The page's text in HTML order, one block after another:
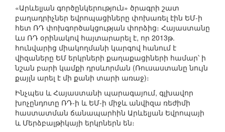
«Արևելյան գործընկերություն» ծրագրի շատ
բաղադրիչներ եվրոպացիները փոխառել էին ԵՄ-ի
հետ ՌԴ փոխգործակցության փորձից։ Հայաստանը
ևս ՌԴ օրինակով հայտարարել է, որ 2013թ.
հունվարից միակողմանի կարգով հանում է
վիզաները ԵՄ երկրների քաղաքացիների համար՝ ի
նշան բարի կամքի դրսևորման (Ռուսաստանը նույն
քայլն արել է մի քանի տարի առաջ)։
Ինչպես և Հայաստանի պարագայում, գլխավոր
խոչընդոտը ՌԴ-ի և ԵՄ-ի միջև անվիզա ռեժիմի
հաստատման ճանապարհին Արևելյան Եվրոպայի
և Մերձբալթիկայի երկրներն են։